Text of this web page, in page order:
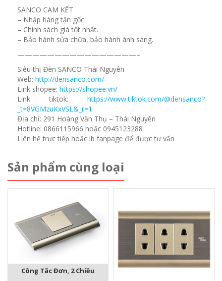
SANCO CAM KẾT
– Nhập hàng tận gốc.
– Chính sách giá tốt nhất.
– Bảo hành sửa chữa, bảo hành ánh sáng.
————————————————–
Siêu thị Đèn SANCO Thái Nguyên
Web: http://densanco.com/
Link shopee: https://shopee.vn/
Link tiktok: https://www.tiktok.com/@densanco?
_t=8VGMzuKxVSL&_r=1
Địa chỉ: 291 Hoàng Văn Thụ – Thái Nguyên
Hotline: 0866115966 hoặc 0945123288
Liên hệ trực tiếp hoặc ib fanpage để được tư vấn
Sản phẩm cùng loại
Công Tắc Đơn, 2 Chiều